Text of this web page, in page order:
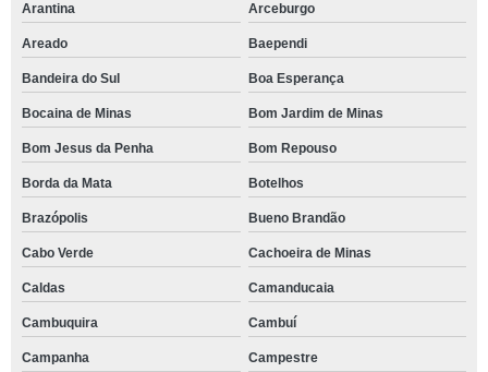
Arantina Arceburgo
Areado Baependi
Bandeira do Sul Boa Esperança
Bocaina de Minas Bom Jardim de Minas
Bom Jesus da Penha Bom Repouso
Borda da Mata Botelhos
Brazópolis Bueno Brandão
Cabo Verde Cachoeira de Minas
Caldas Camanducaia
Cambuquira Cambuí
Campanha Campestre